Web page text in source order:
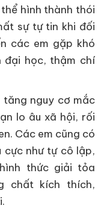
hình thành thói
sự tự tin khi đối
các em gặp khó
đại học, thậm chí
tăng nguy cơ mắc
lo âu xã hội, rối
Các em cũng có
cực như tự cô lập,
thức giải tỏa
chất kích thích,